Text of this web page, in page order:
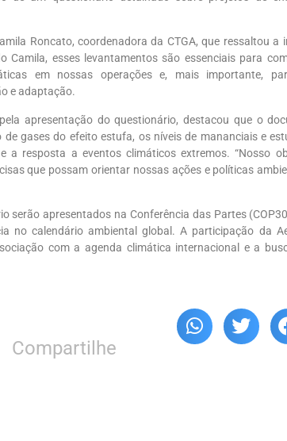
Roncato, coordenadora da CTGA, que ressaltou a
Camila, esses levantamentos são essenciais para
em nossas operações e, mais importante,
e adaptação.
apresentação do questionário, destacou que o
gases do efeito estufa, os níveis de mananciais e
a resposta a eventos climáticos extremos. “Nosso
que possam orientar nossas ações e políticas
serão apresentados na Conferência das Partes
no calendário ambiental global. A participação da
com a agenda climática internacional e a
Compartilhe